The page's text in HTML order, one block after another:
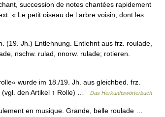
succession de notes chantées rapidement
« Le petit oiseau de l arbre voisin, dont les
Jh.) Entlehnung. Entlehnt aus frz. roulade,
nschw. rulad, nnorw. rulade; rotieren.
wurde im 18./19. Jh. aus gleichbed. frz.
(vgl. den Artikel ↑ Rolle) …
Das Herkunftswörterbuch
en musique. Grande, belle roulade …